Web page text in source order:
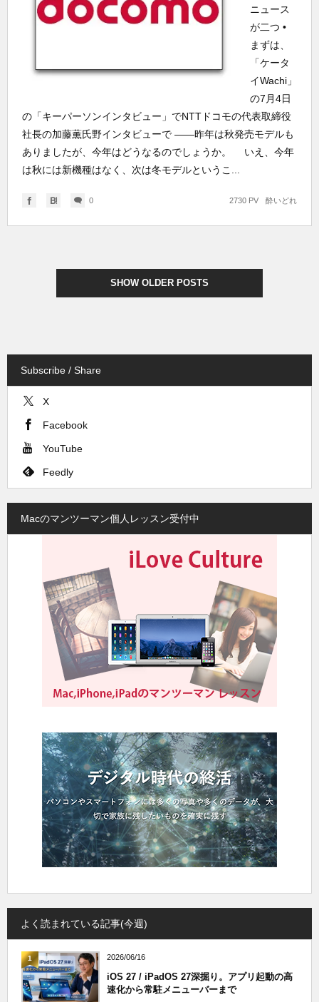
ニュース
が二つ •
まずは、
「ケータ
イWachi」
の7月4日
の「キーパーソンインタビュー」でNTTドコモの代表取締役
社長の加藤薫氏野インタビューで ――昨年は秋発売モデルも
ありましたが、今年はどうなるのでしょうか。 いえ、今年
は秋には新機種はなく、次は冬モデルというこ...
0 酔いどれ
2730 PV
SHOW OLDER POSTS
Subscribe / Share
X
Facebook
YouTube
Feedly
Macのマンツーマン個人レッスン受付中
よく読まれている記事(今週)
1 2026/06/16
iOS 27 / iPadOS 27深掘り。アプリ起動の高
速化から常駐メニューバーまで